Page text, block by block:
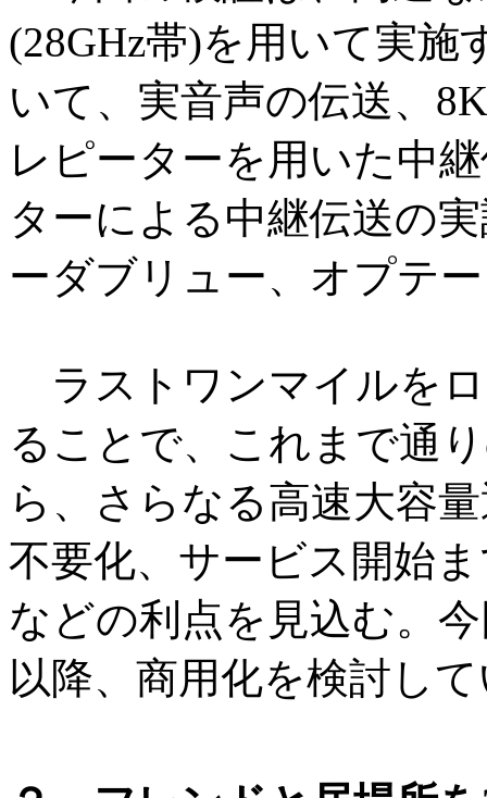
(28GHz帯)を用いて実
いて、実音声の伝送、
レピーターを用いた中
ターによる中継伝送の
ーダブリュー、オプテ
ラストワンマイルを
ることで、これまで通
ら、さらなる高速大容
不要化、サービス開始
などの利点を見込む。
以降、商用化を検討し